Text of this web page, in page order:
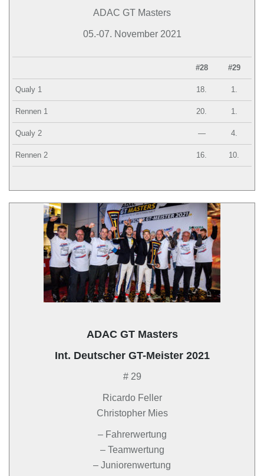
ADAC GT Masters
05.-07. November 2021
#28 #29
Qualy 1 18. 1.
Rennen 1 20. 1.
Qualy 2 — 4.
Rennen 2 16. 10.
ADAC GT Masters
Int. Deutscher GT-Meister 2021
# 29
Ricardo Feller
Christopher Mies
– Fahrerwertung
– Teamwertung
– Juniorenwertung